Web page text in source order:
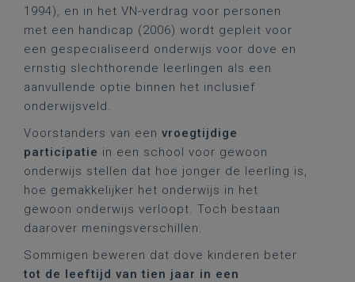
1994), en in het VN-verdrag voor personen
met een handicap (2006) wordt gepleit voor
een gespecialiseerd onderwijs voor dove en
ernstig slechthorende leerlingen als een
aanvullende optie binnen het inclusief
onderwijsveld.
Voorstanders van een vroegtijdige
participatie in een school voor gewoon
onderwijs stellen dat hoe jonger de leerling is,
hoe gemakkelijker het onderwijs in het
gewoon onderwijs verloopt. Toch bestaan
daarover meningsverschillen.
Sommigen beweren dat dove kinderen beter
tot de leeftijd van tien jaar in een